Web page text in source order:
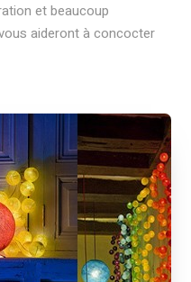
et beaucoup
aideront à concocter